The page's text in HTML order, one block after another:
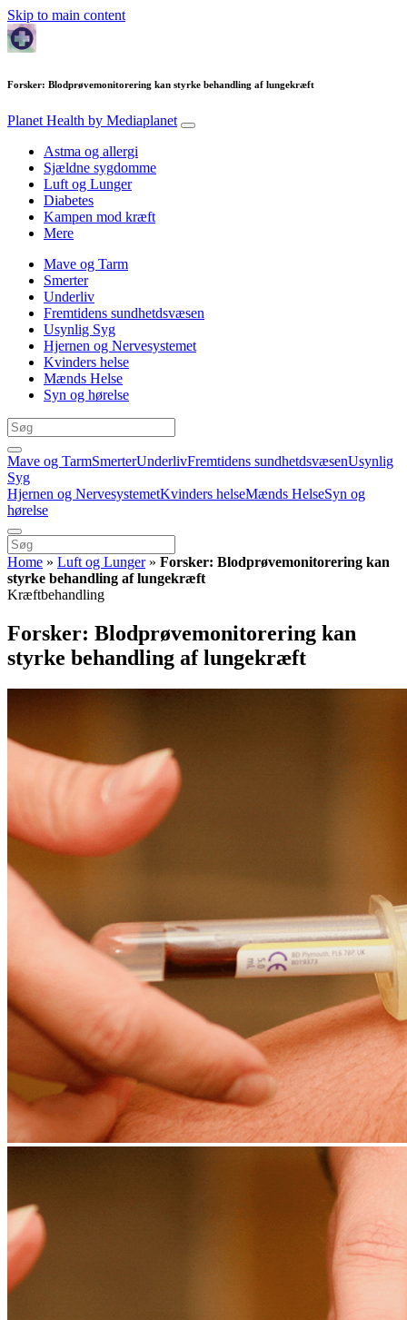
Skip to main content
Forsker: Blodprøvemonitorering kan styrke behandling af lungekræft
Planet Health by Mediaplanet
Astma og allergi
Sjældne sygdomme
Luft og Lunger
Diabetes
Kampen mod kræft
Mere
Mave og Tarm
Smerter
Underliv
Fremtidens sundhetdsvæsen
Usynlig Syg
Hjernen og Nervesystemet
Kvinders helse
Mænds Helse
Syn og hørelse
Mave og TarmSmerterUnderlivFremtidens sundhetdsvæsenUsynlig
Syg
Hjernen og NervesystemetKvinders helseMænds HelseSyn og
hørelse
Home » Luft og Lunger» Forsker: Blodprøvemonitorering kan
styrke behandling af lungekræft
Kræftbehandling
Forsker: Blodprøvemonitorering kan
styrke behandling af lungekræft